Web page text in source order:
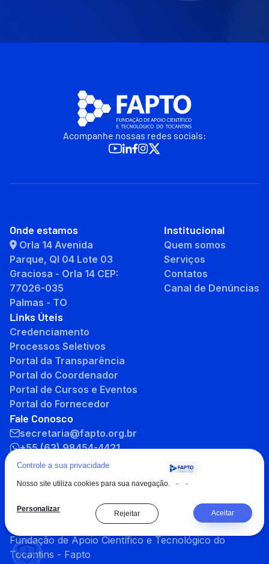
Acompanhe nossas redes sociais:
Onde estamos
Orla 14 Avenida
Parque, QI 04 Lote 03
Graciosa - Orla 14 CEP:
77026-035
Palmas - TO
Institucional
Quem somos
Serviços
Contatos
Canal de Denúncias
Links Úteis
Credenciamento
Processos Seletivos
Portal da Transparência
Portal do Coordenador
Portal de Cursos e Eventos
Portal do Fornecedor
Fale Conosco
secretaria@fapto.org.br
+55 (63) 98454-4421
+55 (63) 3232-8701
Copyright © 2026 , Todos os direitos reservados à
Fundação de Apoio Científico e Tecnológico do
Tocantins - Fapto
Controle a sua privacidade
Nosso site utiliza cookies para sua navegação. - -
Personalizar
Rejeitar Aceitar